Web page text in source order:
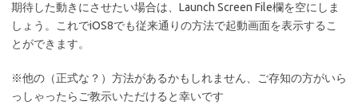
期待した動きにさせたい場合は、Launch Screen File欄を空にしま
しょう。これでiOS8でも従来通りの方法で起動画面を表示するこ
とができます。
※他の（正式な？）方法があるかもしれません、ご存知の方がいら
っしゃったらご教示いただけると幸いです